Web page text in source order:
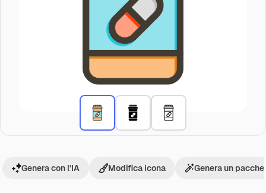
Genera con l'IA Modifica icona Genera un